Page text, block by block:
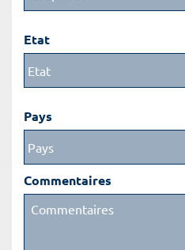
Etat
Pays
Commentaires